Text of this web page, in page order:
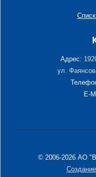
Адрес:
ул.
E-
© 2006-2026 АО